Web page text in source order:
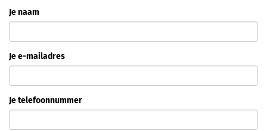
Je naam
Je e-mailadres
Je telefoonnummer